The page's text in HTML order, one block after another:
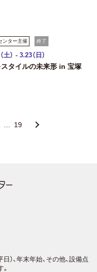
ンター主催 終了
） - 3.23（日）
タイルの未来形 in 宝塚
19
）、年末年始、その他、設備点